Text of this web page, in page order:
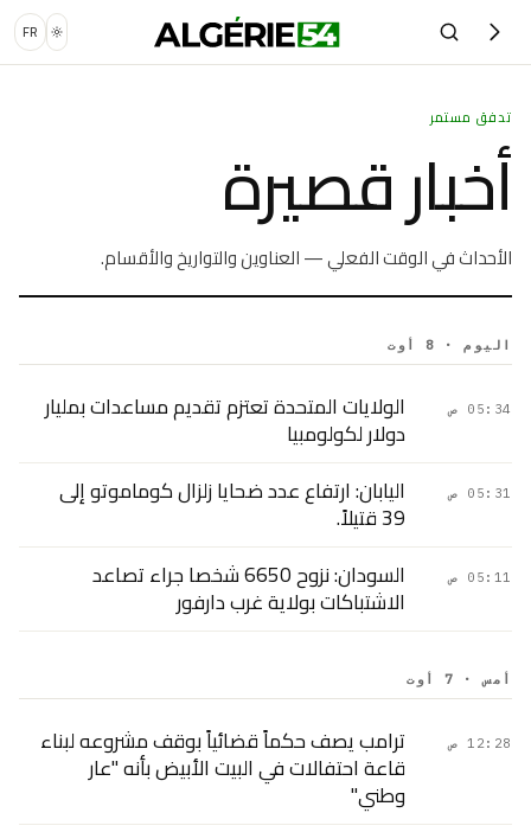
FR
تدفق مستمر
أخبار قصيرة
الأحداث في الوقت الفعلي — العناوين والتواريخ والأقسام.
اليوم · 8 أوت
05:34 ص الولايات المتحدة تعتزم تقديم مساعدات بمليار
دولار لكولومبيا
05:31 ص اليابان: ارتفاع عدد ضحايا زلزال كوماموتو إلى
39 قتيلاً.
05:11 ص السودان: نزوح 6650 شخصا جراء تصاعد
الاشتباكات بولاية غرب دارفور
أمس · 7 أوت
12:28 ص ترامب يصف حكماً قضائياً بوقف مشروعه لبناء
قاعة احتفالات في البيت الأبيض بأنه "عار
وطني"